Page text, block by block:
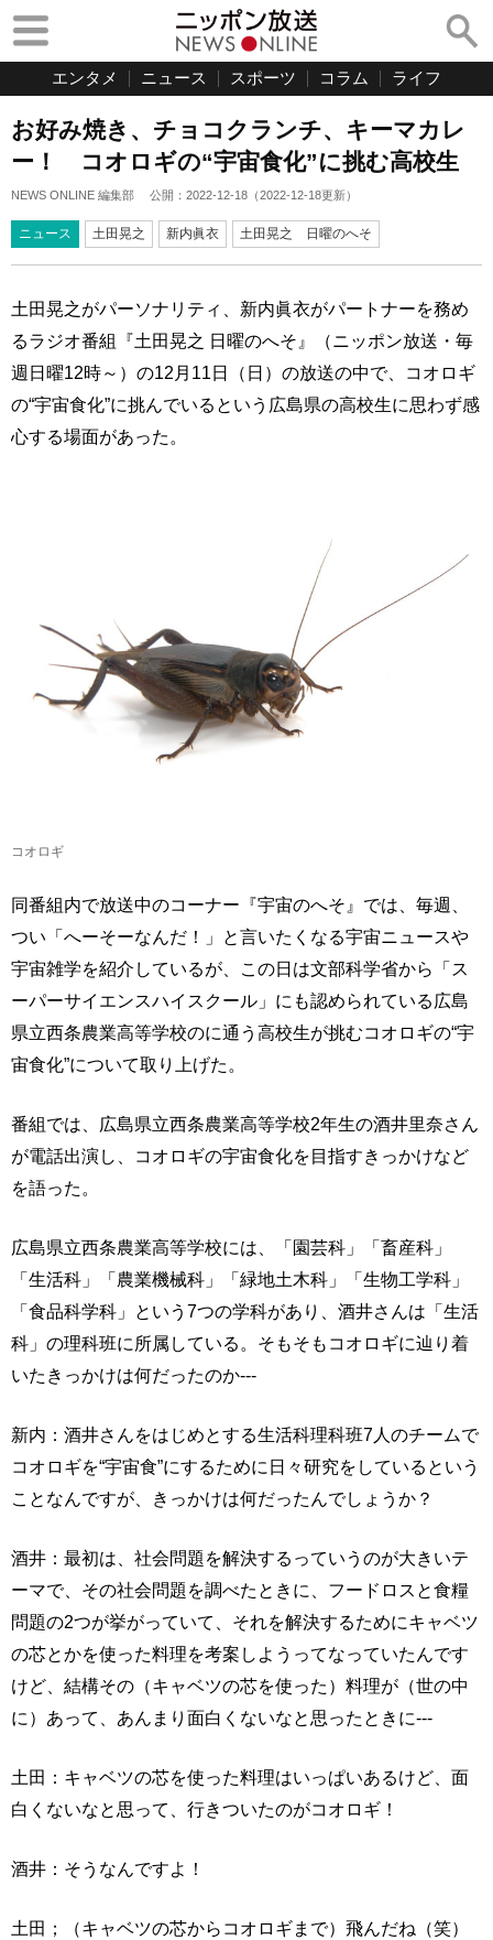
エンタメ ニュース スポーツ コラム ライフ
お好み焼き、チョコクランチ、キーマカレ
ー！ コオロギの“宇宙食化”に挑む高校生
NEWS ONLINE 編集部 公開： 2022-12-18 （2022-12-18更新）
ニュース 土田晃之 新内眞衣 土田晃之 日曜のへそ
土田晃之がパーソナリティ、新内眞衣がパートナーを務め
るラジオ番組『土田晃之 日曜のへそ』（ニッポン放送・毎
週日曜12時～）の12月11日（日）の放送の中で、コオロギ
の“宇宙食化”に挑んでいるという広島県の高校生に思わず感
心する場面があった。
コオロギ
同番組内で放送中のコーナー『宇宙のへそ』では、毎週、
つい「へーそーなんだ！」と言いたくなる宇宙ニュースや
宇宙雑学を紹介しているが、この日は文部科学省から「ス
ーパーサイエンスハイスクール」にも認められている広島
県立西条農業高等学校のに通う高校生が挑むコオロギの“宇
宙食化”について取り上げた。
番組では、広島県立西条農業高等学校2年生の酒井里奈さん
が電話出演し、コオロギの宇宙食化を目指すきっかけなど
を語った。
広島県立西条農業高等学校には、「園芸科」「畜産科」
「生活科」「農業機械科」「緑地土木科」「生物工学科」
「食品科学科」という7つの学科があり、酒井さんは「生活
科」の理科班に所属している。そもそもコオロギに辿り着
いたきっかけは何だったのか---
新内：酒井さんをはじめとする生活科理科班7人のチームで
コオロギを“宇宙食”にするために日々研究をしているという
ことなんですが、きっかけは何だったんでしょうか？
酒井：最初は、社会問題を解決するっていうのが大きいテ
ーマで、その社会問題を調べたときに、フードロスと食糧
問題の2つが挙がっていて、それを解決するためにキャベツ
の芯とかを使った料理を考案しようってなっていたんです
けど、結構その（キャベツの芯を使った）料理が（世の中
に）あって、あんまり面白くないなと思ったときに---
土田：キャベツの芯を使った料理はいっぱいあるけど、面
白くないなと思って、行きついたのがコオロギ！
酒井：そうなんですよ！
土田；（キャベツの芯からコオロギまで）飛んだね（笑）